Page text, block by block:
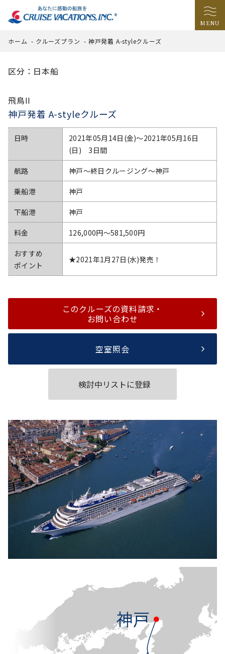
MENU
ホーム - クルーズプラン - 神戸発着 A-styleクルーズ
区分：日本船
飛鳥II
神戸発着 A-styleクルーズ
日時
2021年05月14日(金)〜2021年05月16日
(日) 3日間
航路 神戸～終日クルージング～神戸
乗船港 神戸
下船港 神戸
料金 126,000円〜581,500円
おすすめ
ポイント
★2021年1月27日(水)発売！
このクルーズの資料請求・
お問い合わせ
空室照会
検討中リストに登録